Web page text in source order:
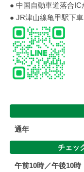
● 中国自動車道落合IC
● JR津山線亀甲駅下
通年
チェッ
午前10時／午後10時